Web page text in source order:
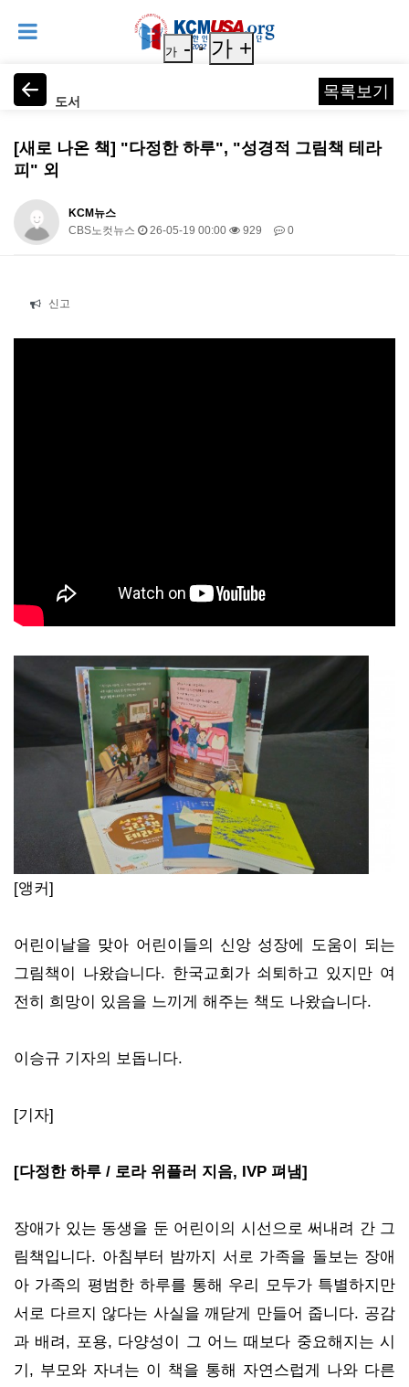
도서
가 - 가 +
목록보기
[새로 나온 책] "다정한 하루", "성경적 그림책 테라
피" 외
KCM뉴스
CBS노컷뉴스
26-05-19 00:00 929 0
신고
[앵커]
어린이날을 맞아 어린이들의 신앙 성장에 도움이 되는
그림책이 나왔습니다. 한국교회가 쇠퇴하고 있지만 여
전히 희망이 있음을 느끼게 해주는 책도 나왔습니다.
이승규 기자의 보돕니다.
[기자]
[다정한 하루 / 로라 위플러 지음, IVP 펴냄]
장애가 있는 동생을 둔 어린이의 시선으로 써내려 간 그
림책입니다. 아침부터 밤까지 서로 가족을 돌보는 장애
아 가족의 평범한 하루를 통해 우리 모두가 특별하지만
서로 다르지 않다는 사실을 깨닫게 만들어 줍니다. 공감
과 배려, 포용, 다양성이 그 어느 때보다 중요해지는 시
기, 부모와 자녀는 이 책을 통해 자연스럽게 나와 다른